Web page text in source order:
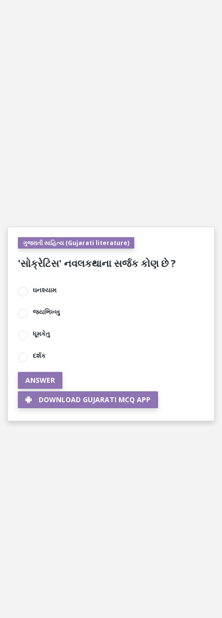
ગુજરાતી સાહિત્ય (Gujarati literature)
'સોક્રેટિસ' નવલકથાના સર્જક કોણ છે ?
ઘનશ્યામ
જયભિખ્ખુ
ધૂમકેતુ
દર્શક
ANSWER
DOWNLOAD GUJARATI MCQ APP